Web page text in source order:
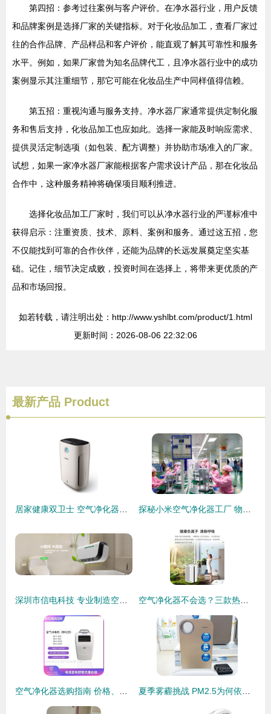
第四招：参考过往案例与客户评价。在净水器行业，用户反馈
和品牌案例是选择厂家的关键指标。对于化妆品加工，查看厂家过
往的合作品牌、产品样品和客户评价，能直观了解其可靠性和服务
水平。例如，如果厂家曾为知名品牌代工，且净水器行业中的成功
案例显示其注重细节，那它可能在化妆品生产中同样值得信赖。
第五招：重视沟通与服务支持。净水器厂家通常提供定制化服
务和售后支持，化妆品加工也应如此。选择一家能及时响应需求、
提供灵活定制选项（如包装、配方调整）并协助市场准入的厂家。
试想，如果一家净水器厂家能根据客户需求设计产品，那在化妆品
合作中，这种服务精神将确保项目顺利推进。
选择化妆品加工厂家时，我们可以从净水器行业的严谨标准中
获得启示：注重资质、技术、原料、案例和服务。通过这五招，您
不仅能找到可靠的合作伙伴，还能为品牌的长远发展奠定坚实基
础。记住，细节决定成败，投资时间在选择上，将带来更优质的产
品和市场回报。
如若转载，请注明出处：http://www.yshlbt.com/product/1.html
更新时间：2026-08-06 22:32:06
最新产品 Product